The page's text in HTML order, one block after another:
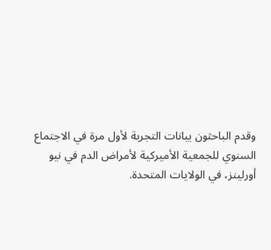
وقدم الباحثون بيانات التجربة لأول مرة في الاجتماع
السنوي للجمعية الأميركية لأمراض الدم في نيو
أورلينز، في الولايات المتحدة.